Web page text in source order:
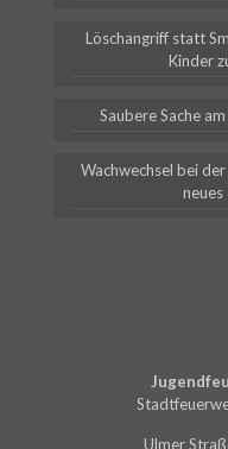
Löschangriff statt
Kinder
Saubere Sache
Wachwechsel bei
Ulmer